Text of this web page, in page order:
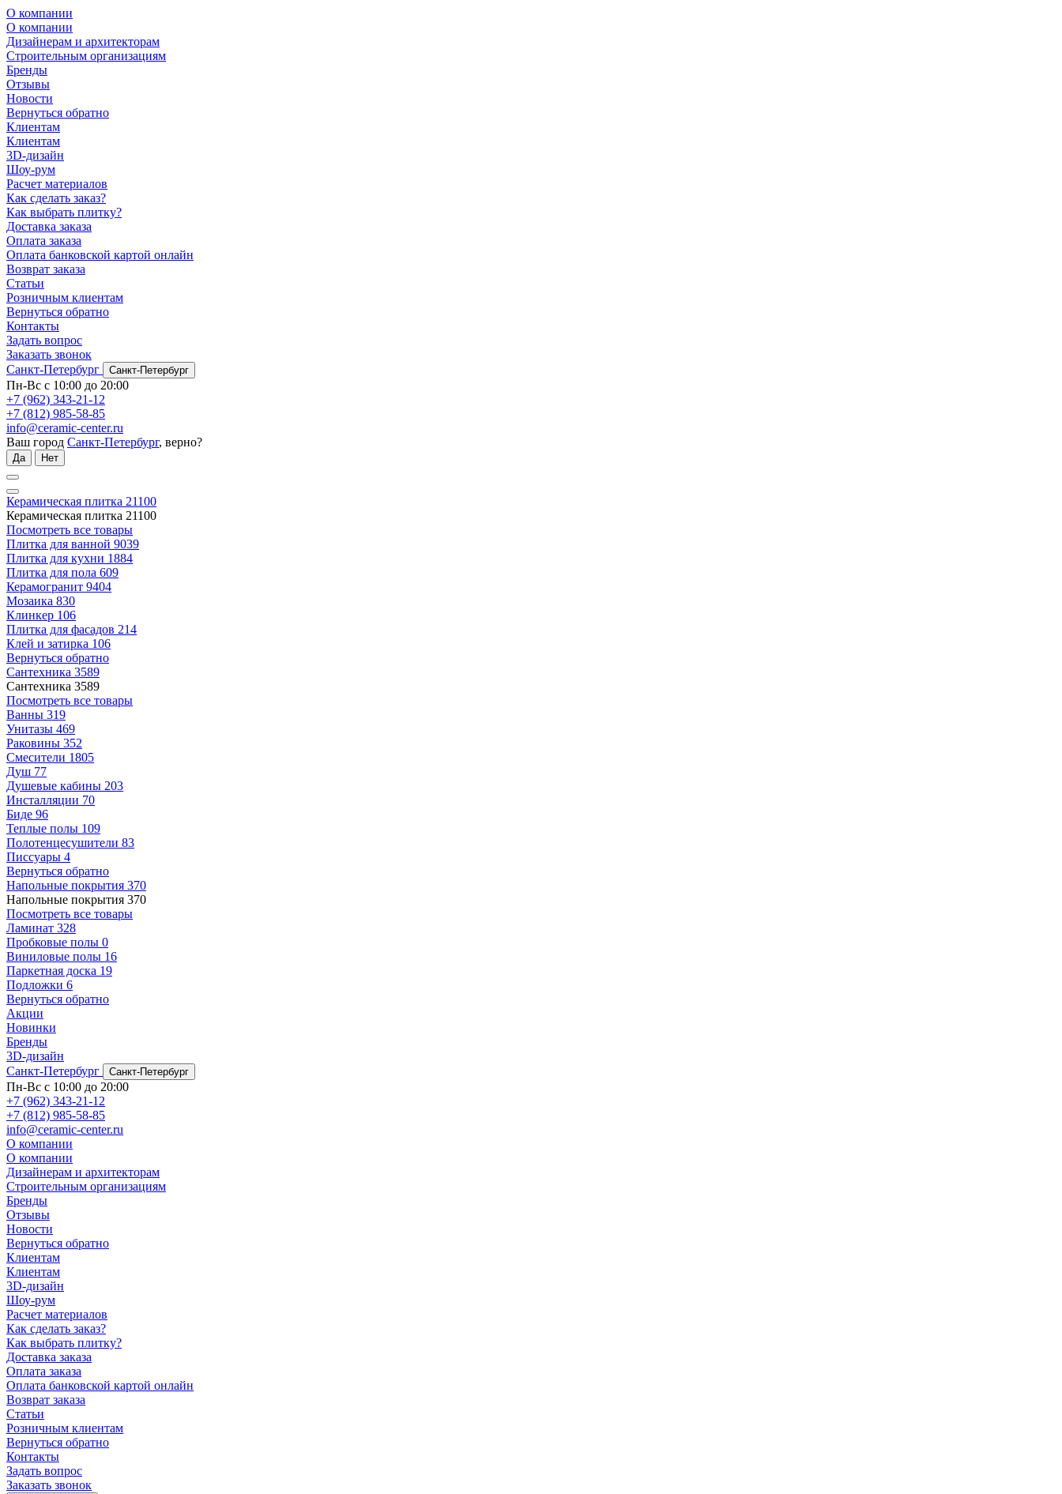
О компании
О компании
Дизайнерам и архитекторам
Строительным организациям
Бренды
Отзывы
Новости
Вернуться обратно
Клиентам
Клиентам
3D-дизайн
Шоу-рум
Расчет материалов
Как сделать заказ?
Как выбрать плитку?
Доставка заказа
Оплата заказа
Оплата банковской картой онлайн
Возврат заказа
Статьи
Розничным клиентам
Вернуться обратно
Контакты
Задать вопрос
Заказать звонок
Санкт-Петербург
Санкт-Петербург
Пн-Вс с 10:00 до 20:00
+7 (962) 343-21-12
+7 (812) 985-58-85
info@ceramic-center.ru
Ваш город Санкт-Петербург, верно?
Да Нет
Керамическая плитка 21100
Керамическая плитка 21100
Посмотреть все товары
Плитка для ванной 9039
Плитка для кухни 1884
Плитка для пола 609
Керамогранит 9404
Мозаика 830
Клинкер 106
Плитка для фасадов 214
Клей и затирка 106
Вернуться обратно
Сантехника 3589
Сантехника 3589
Посмотреть все товары
Ванны 319
Унитазы 469
Раковины 352
Смесители 1805
Душ 77
Душевые кабины 203
Инсталляции 70
Биде 96
Теплые полы 109
Полотенцесушители 83
Писсуары 4
Вернуться обратно
Напольные покрытия 370
Напольные покрытия 370
Посмотреть все товары
Ламинат 328
Пробковые полы 0
Виниловые полы 16
Паркетная доска 19
Подложки 6
Вернуться обратно
Акции
Новинки
Бренды
3D-дизайн
Санкт-Петербург
Санкт-Петербург
Пн-Вс с 10:00 до 20:00
+7 (962) 343-21-12
+7 (812) 985-58-85
info@ceramic-center.ru
О компании
О компании
Дизайнерам и архитекторам
Строительным организациям
Бренды
Отзывы
Новости
Вернуться обратно
Клиентам
Клиентам
3D-дизайн
Шоу-рум
Расчет материалов
Как сделать заказ?
Как выбрать плитку?
Доставка заказа
Оплата заказа
Оплата банковской картой онлайн
Возврат заказа
Статьи
Розничным клиентам
Вернуться обратно
Контакты
Задать вопрос
Заказать звонок